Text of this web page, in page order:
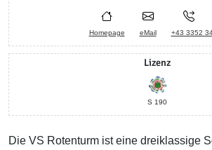
Homepage eMail +43 3352
Lizenz
S 190
Die VS Rotenturm ist eine dreiklassige